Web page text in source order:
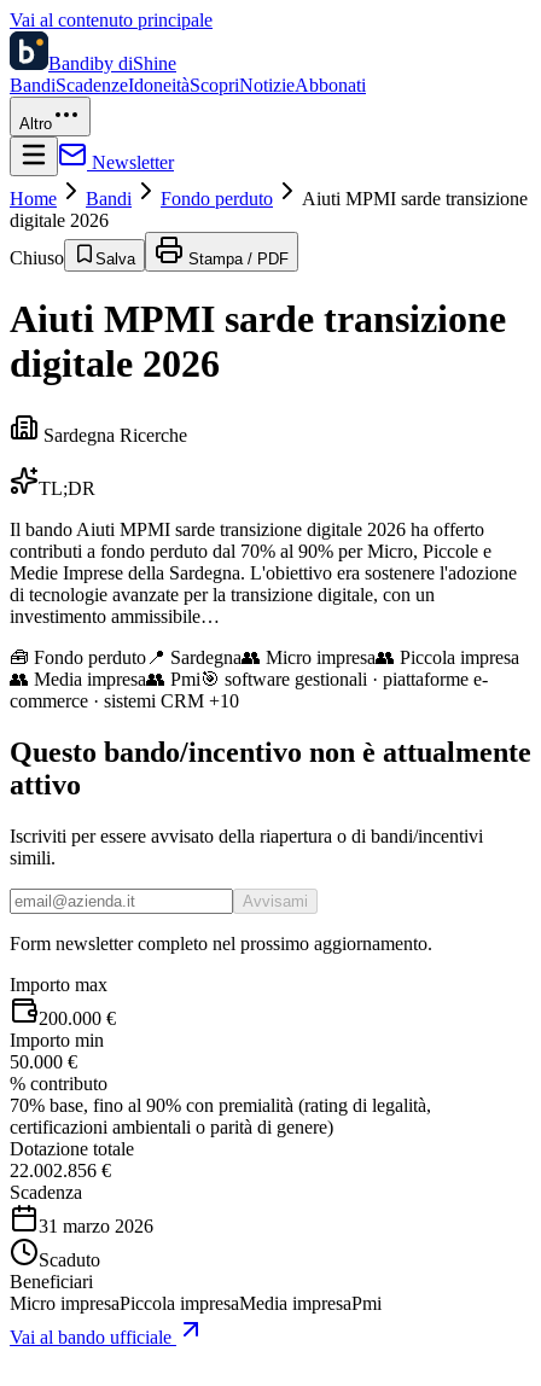
Vai al contenuto principale
Bandiby diShine
BandiScadenzeIdoneitàScopriNotizieAbbonati
Altro
Newsletter
Home
Bandi Fondo perduto
Aiuti MPMI sarde transizione
digitale 2026
Chiuso
Salva Stampa / PDF
Aiuti MPMI sarde transizione
digitale 2026
Sardegna Ricerche
TL;DR
Il bando Aiuti MPMI sarde transizione digitale 2026 ha offerto
contributi a fondo perduto dal 70% al 90% per Micro, Piccole e
Medie Imprese della Sardegna. L'obiettivo era sostenere l'adozione
di tecnologie avanzate per la transizione digitale, con un
investimento ammissibile…
🧰 Fondo perduto 📍 Sardegna👥 Micro impresa👥 Piccola impresa
👥 Media impresa👥 Pmi🎯 software gestionali · piattaforme e-
commerce · sistemi CRM +10
Questo bando/incentivo non è attualmente
attivo
Iscriviti per essere avvisato della riapertura o di bandi/incentivi
simili.
Avvisami
Form newsletter completo nel prossimo aggiornamento.
Importo max
200.000 €
Importo min
50.000 €
% contributo
70% base, fino al 90% con premialità (rating di legalità,
certificazioni ambientali o parità di genere)
Dotazione totale
22.002.856 €
Scadenza
31 marzo 2026
Scaduto
Beneficiari
Micro impresaPiccola impresaMedia impresaPmi
Vai al bando ufficiale